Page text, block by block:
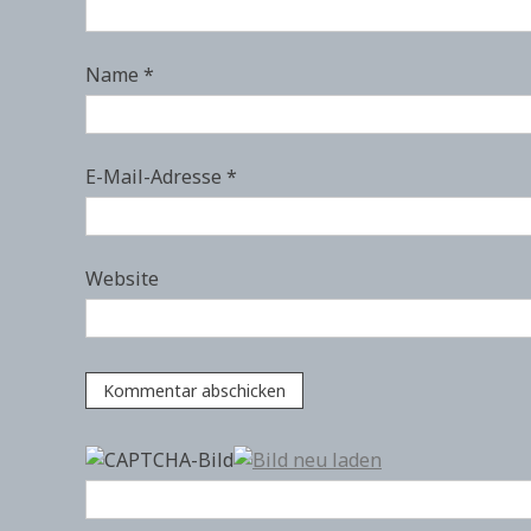
Name *
E-Mail-Adresse *
Website